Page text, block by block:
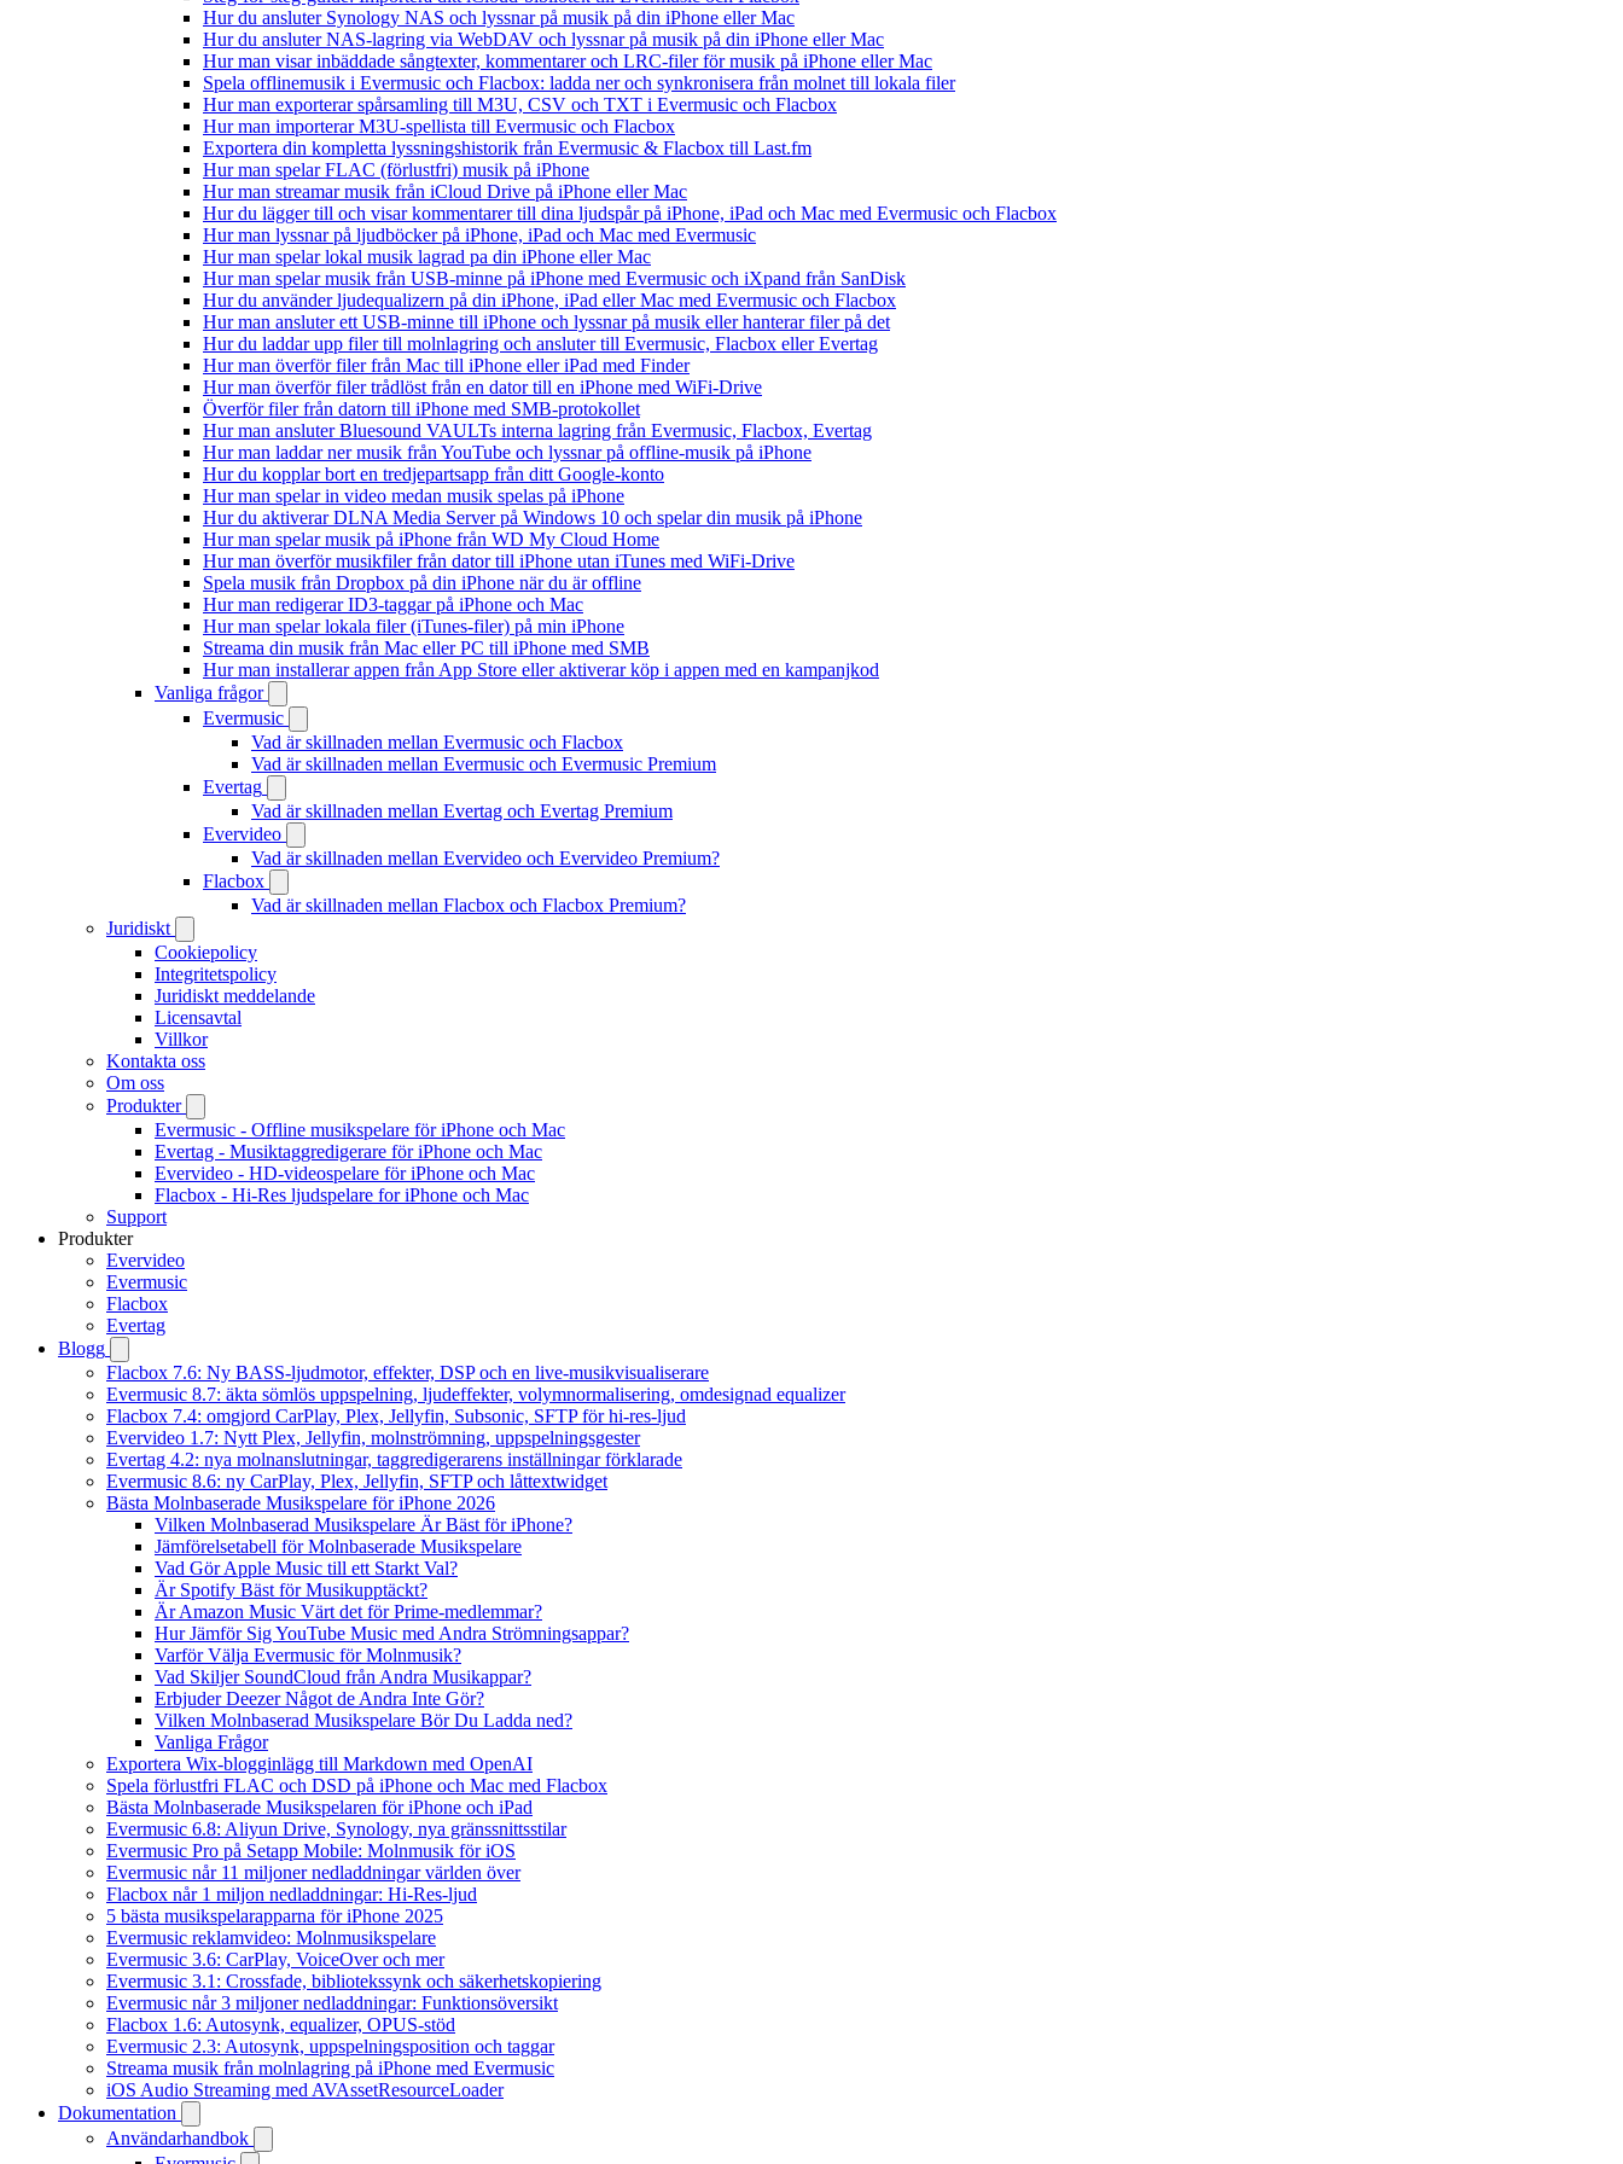
Hur du ansluter Synology NAS och lyssnar på musik på din iPhone eller Mac
Hur du ansluter NAS-lagring via WebDAV och lyssnar på musik på din iPhone eller Mac
Hur man visar inbäddade sångtexter, kommentarer och LRC-filer för musik på iPhone eller Mac
Spela offlinemusik i Evermusic och Flacbox: ladda ner och synkronisera från molnet till lokala filer
Hur man exporterar spårsamling till M3U, CSV och TXT i Evermusic och Flacbox
Hur man importerar M3U-spellista till Evermusic och Flacbox
Exportera din kompletta lyssningshistorik från Evermusic & Flacbox till Last.fm
Hur man spelar FLAC (förlustfri) musik på iPhone
Hur man streamar musik från iCloud Drive på iPhone eller Mac
Hur du lägger till och visar kommentarer till dina ljudspår på iPhone, iPad och Mac med Evermusic och Flacbox
Hur man lyssnar på ljudböcker på iPhone, iPad och Mac med Evermusic
Hur man spelar lokal musik lagrad pa din iPhone eller Mac
Hur man spelar musik från USB-minne på iPhone med Evermusic och iXpand från SanDisk
Hur du använder ljudequalizern på din iPhone, iPad eller Mac med Evermusic och Flacbox
Hur man ansluter ett USB-minne till iPhone och lyssnar på musik eller hanterar filer på det
Hur du laddar upp filer till molnlagring och ansluter till Evermusic, Flacbox eller Evertag
Hur man överför filer från Mac till iPhone eller iPad med Finder
Hur man överför filer trådlöst från en dator till en iPhone med WiFi-Drive
Överför filer från datorn till iPhone med SMB-protokollet
Hur man ansluter Bluesound VAULTs interna lagring från Evermusic, Flacbox, Evertag
Hur man laddar ner musik från YouTube och lyssnar på offline-musik på iPhone
Hur du kopplar bort en tredjepartsapp från ditt Google-konto
Hur man spelar in video medan musik spelas på iPhone
Hur du aktiverar DLNA Media Server på Windows 10 och spelar din musik på iPhone
Hur man spelar musik på iPhone från WD My Cloud Home
Hur man överför musikfiler från dator till iPhone utan iTunes med WiFi-Drive
Spela musik från Dropbox på din iPhone när du är offline
Hur man redigerar ID3-taggar på iPhone och Mac
Hur man spelar lokala filer (iTunes-filer) på min iPhone
Streama din musik från Mac eller PC till iPhone med SMB
Hur man installerar appen från App Store eller aktiverar köp i appen med en kampanjkod
Vanliga frågor
Evermusic
Vad är skillnaden mellan Evermusic och Flacbox
Vad är skillnaden mellan Evermusic och Evermusic Premium
Evertag
Vad är skillnaden mellan Evertag och Evertag Premium
Evervideo
Vad är skillnaden mellan Evervideo och Evervideo Premium?
Flacbox
Vad är skillnaden mellan Flacbox och Flacbox Premium?
Juridiskt
Cookiepolicy
Integritetspolicy
Juridiskt meddelande
Licensavtal
Villkor
Kontakta oss
Om oss
Produkter
Evermusic - Offline musikspelare för iPhone och Mac
Evertag - Musiktaggredigerare för iPhone och Mac
Evervideo - HD-videospelare för iPhone och Mac
Flacbox - Hi-Res ljudspelare for iPhone och Mac
Support
Produkter
Evervideo
Evermusic
Flacbox
Evertag
Blogg
Flacbox 7.6: Ny BASS-ljudmotor, effekter, DSP och en live-musikvisualiserare
Evermusic 8.7: äkta sömlös uppspelning, ljudeffekter, volymnormalisering, omdesignad equalizer
Flacbox 7.4: omgjord CarPlay, Plex, Jellyfin, Subsonic, SFTP för hi-res-ljud
Evervideo 1.7: Nytt Plex, Jellyfin, molnströmning, uppspelningsgester
Evertag 4.2: nya molnanslutningar, taggredigerarens inställningar förklarade
Evermusic 8.6: ny CarPlay, Plex, Jellyfin, SFTP och låttextwidget
Bästa Molnbaserade Musikspelare för iPhone 2026
Vilken Molnbaserad Musikspelare Är Bäst för iPhone?
Jämförelsetabell för Molnbaserade Musikspelare
Vad Gör Apple Music till ett Starkt Val?
Är Spotify Bäst för Musikupptäckt?
Är Amazon Music Värt det för Prime-medlemmar?
Hur Jämför Sig YouTube Music med Andra Strömningsappar?
Varför Välja Evermusic för Molnmusik?
Vad Skiljer SoundCloud från Andra Musikappar?
Erbjuder Deezer Något de Andra Inte Gör?
Vilken Molnbaserad Musikspelare Bör Du Ladda ned?
Vanliga Frågor
Exportera Wix-blogginlägg till Markdown med OpenAI
Spela förlustfri FLAC och DSD på iPhone och Mac med Flacbox
Bästa Molnbaserade Musikspelaren för iPhone och iPad
Evermusic 6.8: Aliyun Drive, Synology, nya gränssnittsstilar
Evermusic Pro på Setapp Mobile: Molnmusik för iOS
Evermusic når 11 miljoner nedladdningar världen över
Flacbox når 1 miljon nedladdningar: Hi-Res-ljud
5 bästa musikspelarapparna för iPhone 2025
Evermusic reklamvideo: Molnmusikspelare
Evermusic 3.6: CarPlay, VoiceOver och mer
Evermusic 3.1: Crossfade, bibliotekssynk och säkerhetskopiering
Evermusic når 3 miljoner nedladdningar: Funktionsöversikt
Flacbox 1.6: Autosynk, equalizer, OPUS-stöd
Evermusic 2.3: Autosynk, uppspelningsposition och taggar
Streama musik från molnlagring på iPhone med Evermusic
iOS Audio Streaming med AVAssetResourceLoader
Dokumentation
Användarhandbok